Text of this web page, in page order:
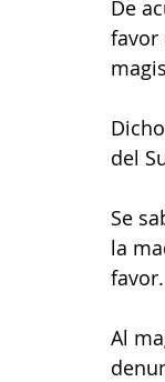
De
favor
del
Se
la
favor.
Al